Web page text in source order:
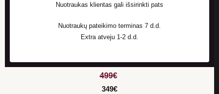
Nuotraukas klientas gali išsirinkti pats
Nuotraukų pateikimo terminas 7 d.d.
Extra atveju 1-2 d.d.
499€
349€